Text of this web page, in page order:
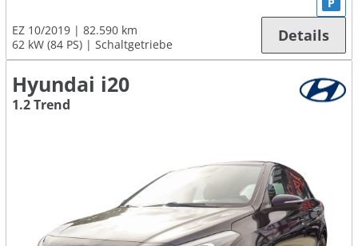
EZ 10/2019
82.590 km
62 kW (84 PS)
Schaltgetriebe Details
Hyundai i20
1.2 Trend